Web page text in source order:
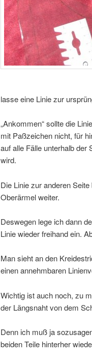
lasse eine Linie zur
„Ankommen“ sollte die
mit Paßzeichen nicht, für
auf alle Fälle unterhalb der
wird.
Die Linie zur anderen
Oberärmel weiter.
Deswegen lege ich dann
Linie wieder freihand ein.
Man sieht an den
einen annehmbaren
Wichtig ist auch noch, zu
der Längsnaht von dem
Denn ich muß ja
beiden Teile hinterher